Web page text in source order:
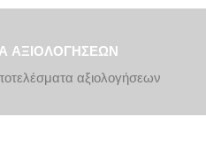
ΑΞΙΟΛΟΓΉΣΕΩΝ
αξιολογήσεων